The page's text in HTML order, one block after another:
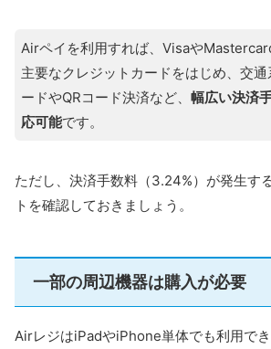
Airペイを利用すれば、Visaや
主要なクレジットカードをはじめ、交通
ードやQRコード決済など、 幅広い決済
応可能です。
ただし、決済手数料（3.24%）が発生す
トを確認しておきましょう。
一部の周辺機器は購入が必要
AirレジはiPadやiPhone単体でも利用で